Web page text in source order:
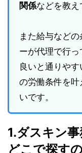
関係などを教え
また給与など
ーが代理で行
良いと通りや
の労働条件を
いです。
1.ダスキン
どこで探す